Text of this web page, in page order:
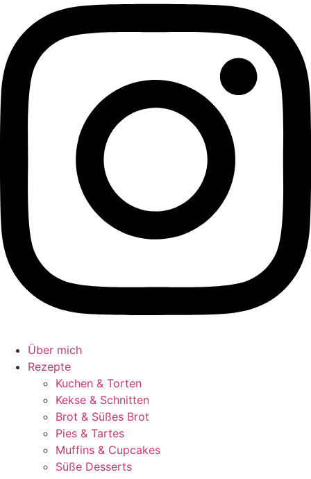
Über mich
Rezepte
Kuchen & Torten
Kekse & Schnitten
Brot & Süßes Brot
Pies & Tartes
Muffins & Cupcakes
Süße Desserts